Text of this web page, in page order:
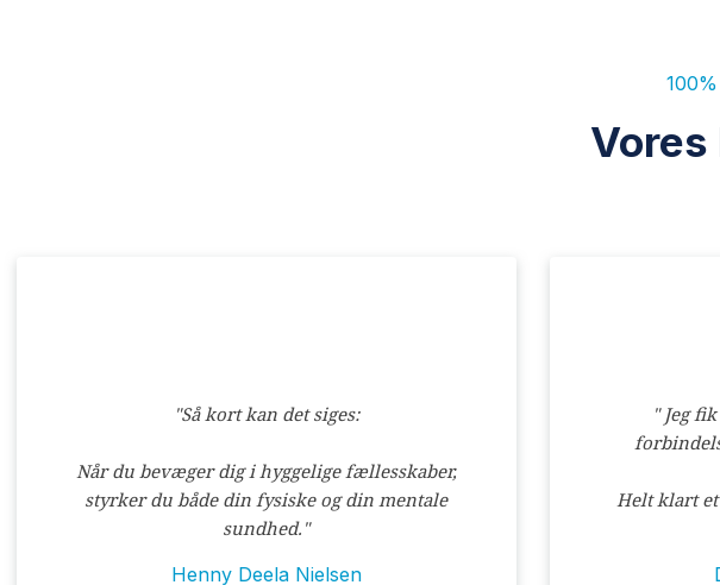
"Så kort kan det siges:
Når du bevæger dig i hyggelige fællesskaber,
styrker du både din fysiske og din mentale
sundhed."
Henny Deela Nielsen
​"​ Jeg
Helt klart